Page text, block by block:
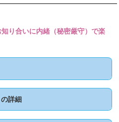
り合いに内緒（秘密厳守）で楽
詳細